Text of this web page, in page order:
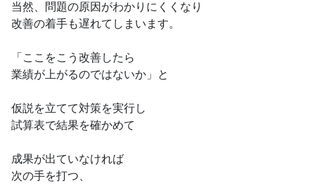
当然、問題の原因がわかりにくくなり
改善の着手も遅れてしまいます。
「ここをこう改善したら
業績が上がるのではないか」と
仮説を立てて対策を実行し
試算表で結果を確かめて
成果が出ていなければ
次の手を打つ、